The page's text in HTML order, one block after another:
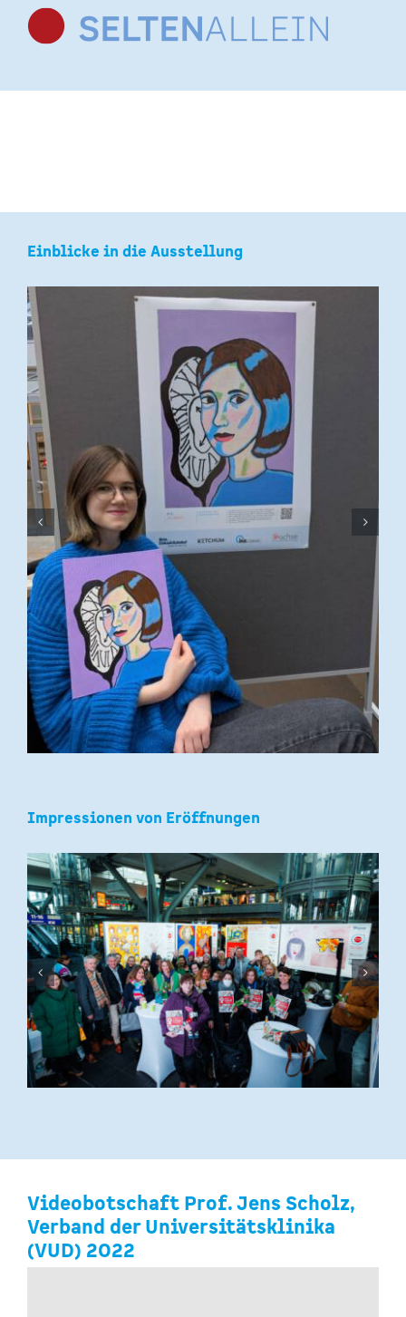
Inhalt
springen
Einblicke in die Ausstellung
Impressionen von Eröffnungen
Videobotschaft Prof. Jens Scholz,
Verband der Universitätsklinika
(VUD) 2022